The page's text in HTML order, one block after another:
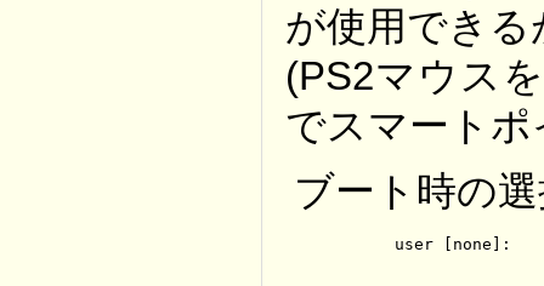
が使用でき
(PS2マウス
でスマート
ブート時の